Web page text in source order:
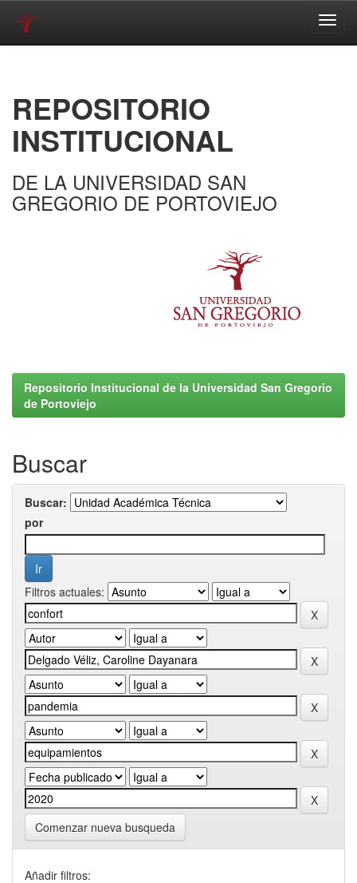
REPOSITORIO
INSTITUCIONAL
DE LA UNIVERSIDAD SAN
GREGORIO DE PORTOVIEJO
Repositorio Institucional de la Universidad San Gregorio
de Portoviejo
Buscar
Buscar:
por
Filtros actuales:
Comenzar nueva busqueda
Añadir filtros: